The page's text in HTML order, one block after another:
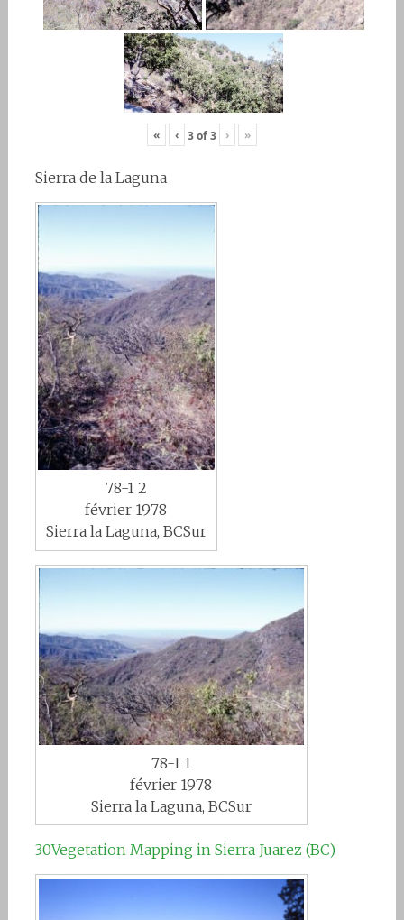
« ‹ 3of3 › »
Sierra de la Laguna
78-1 2
février 1978
Sierra la Laguna, BCSur
78-1 1
février 1978
Sierra la Laguna, BCSur
30Vegetation Mapping in Sierra Juarez (BC)